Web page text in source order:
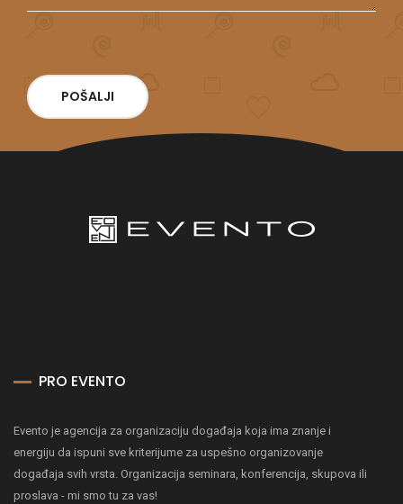
POŠALJI
PRO EVENTO
Evento je agencija za organizaciju događaja koja ima znanje i
energiju da ispuni sve kriterijume za uspešno organizovanje
događaja svih vrsta. Organizacija seminara, konferencija, skupova ili
proslava - mi smo tu za vas!